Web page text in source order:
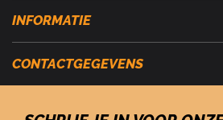
INFORMATIE
CONTACTGEGEVENS